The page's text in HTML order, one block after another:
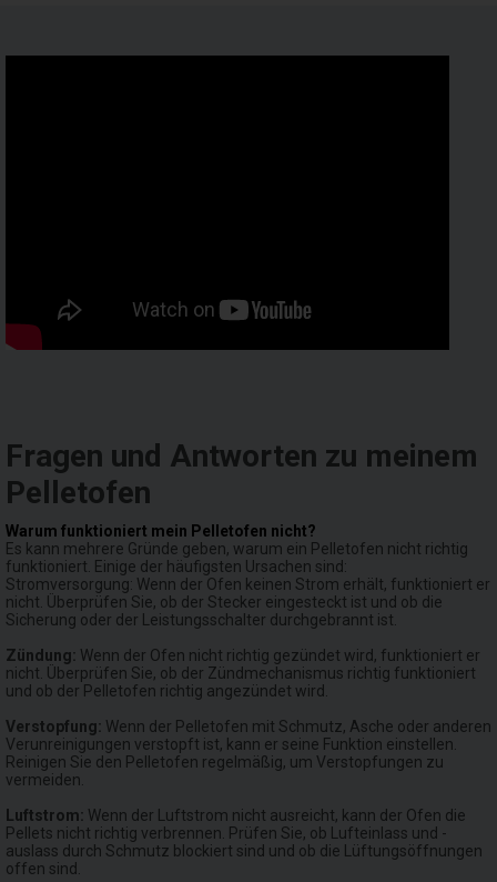
Fragen und Antworten zu meinem
Pelletofen
Warum funktioniert mein Pelletofen nicht?
Es kann mehrere Gründe geben, warum ein Pelletofen nicht richtig
funktioniert. Einige der häufigsten Ursachen sind:
Stromversorgung: Wenn der Ofen keinen Strom erhält, funktioniert er
nicht. Überprüfen Sie, ob der Stecker eingesteckt ist und ob die
Sicherung oder der Leistungsschalter durchgebrannt ist.
Zündung: Wenn der Ofen nicht richtig gezündet wird, funktioniert er
nicht. Überprüfen Sie, ob der Zündmechanismus richtig funktioniert
und ob der Pelletofen richtig angezündet wird.
Verstopfung: Wenn der Pelletofen mit Schmutz, Asche oder anderen
Verunreinigungen verstopft ist, kann er seine Funktion einstellen.
Reinigen Sie den Pelletofen regelmäßig, um Verstopfungen zu
vermeiden.
Luftstrom: Wenn der Luftstrom nicht ausreicht, kann der Ofen die
Pellets nicht richtig verbrennen. Prüfen Sie, ob Lufteinlass und -
auslass durch Schmutz blockiert sind und ob die Lüftungsöffnungen
offen sind.